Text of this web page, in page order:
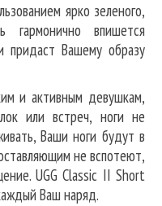
ярко зеленого,
гармонично впишется
придаст Вашему образу
и активным девушкам,
или встреч, ноги не
Ваши ноги будут в
не вспотеют,
UGG Classic II Short
Ваш наряд.